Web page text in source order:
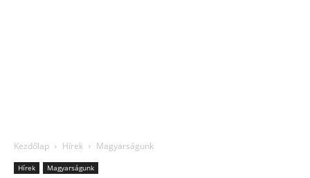
Kezdőlap Hírek Magyarságunk
Hírek Magyarságunk